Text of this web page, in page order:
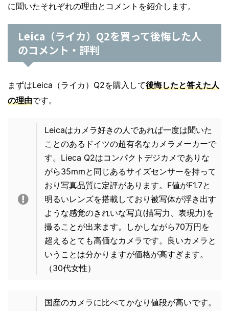
に聞いたそれぞれの理由とコメントを紹介します。
Leica（ライカ）Q2を買って後悔した人
のコメント・評判
まずはLeica（ライカ）Q2を購入して後悔したと答えた人
の理由です。
Leicaはカメラ好きの人であれば一度は聞いた
ことのあるドイツの超有名なカメラメーカーで
す。Lieca Q2はコンパクトデジカメでありな
がら35mmと同じあるサイズセンサーを持って
おり写真品質に定評があります。F値がF1.7と
明るいレンズを搭載しており被写体が浮き出す
ような感覚のきれいな写真(描写力、表現力)を
撮ることが出来ます。しかしながら70万円を
超えるとても高価なカメラです。良いカメラと
いうことは分かりますが価格が高すぎます。
（30代女性）
国産のカメラに比べてかなり値段が高いです。